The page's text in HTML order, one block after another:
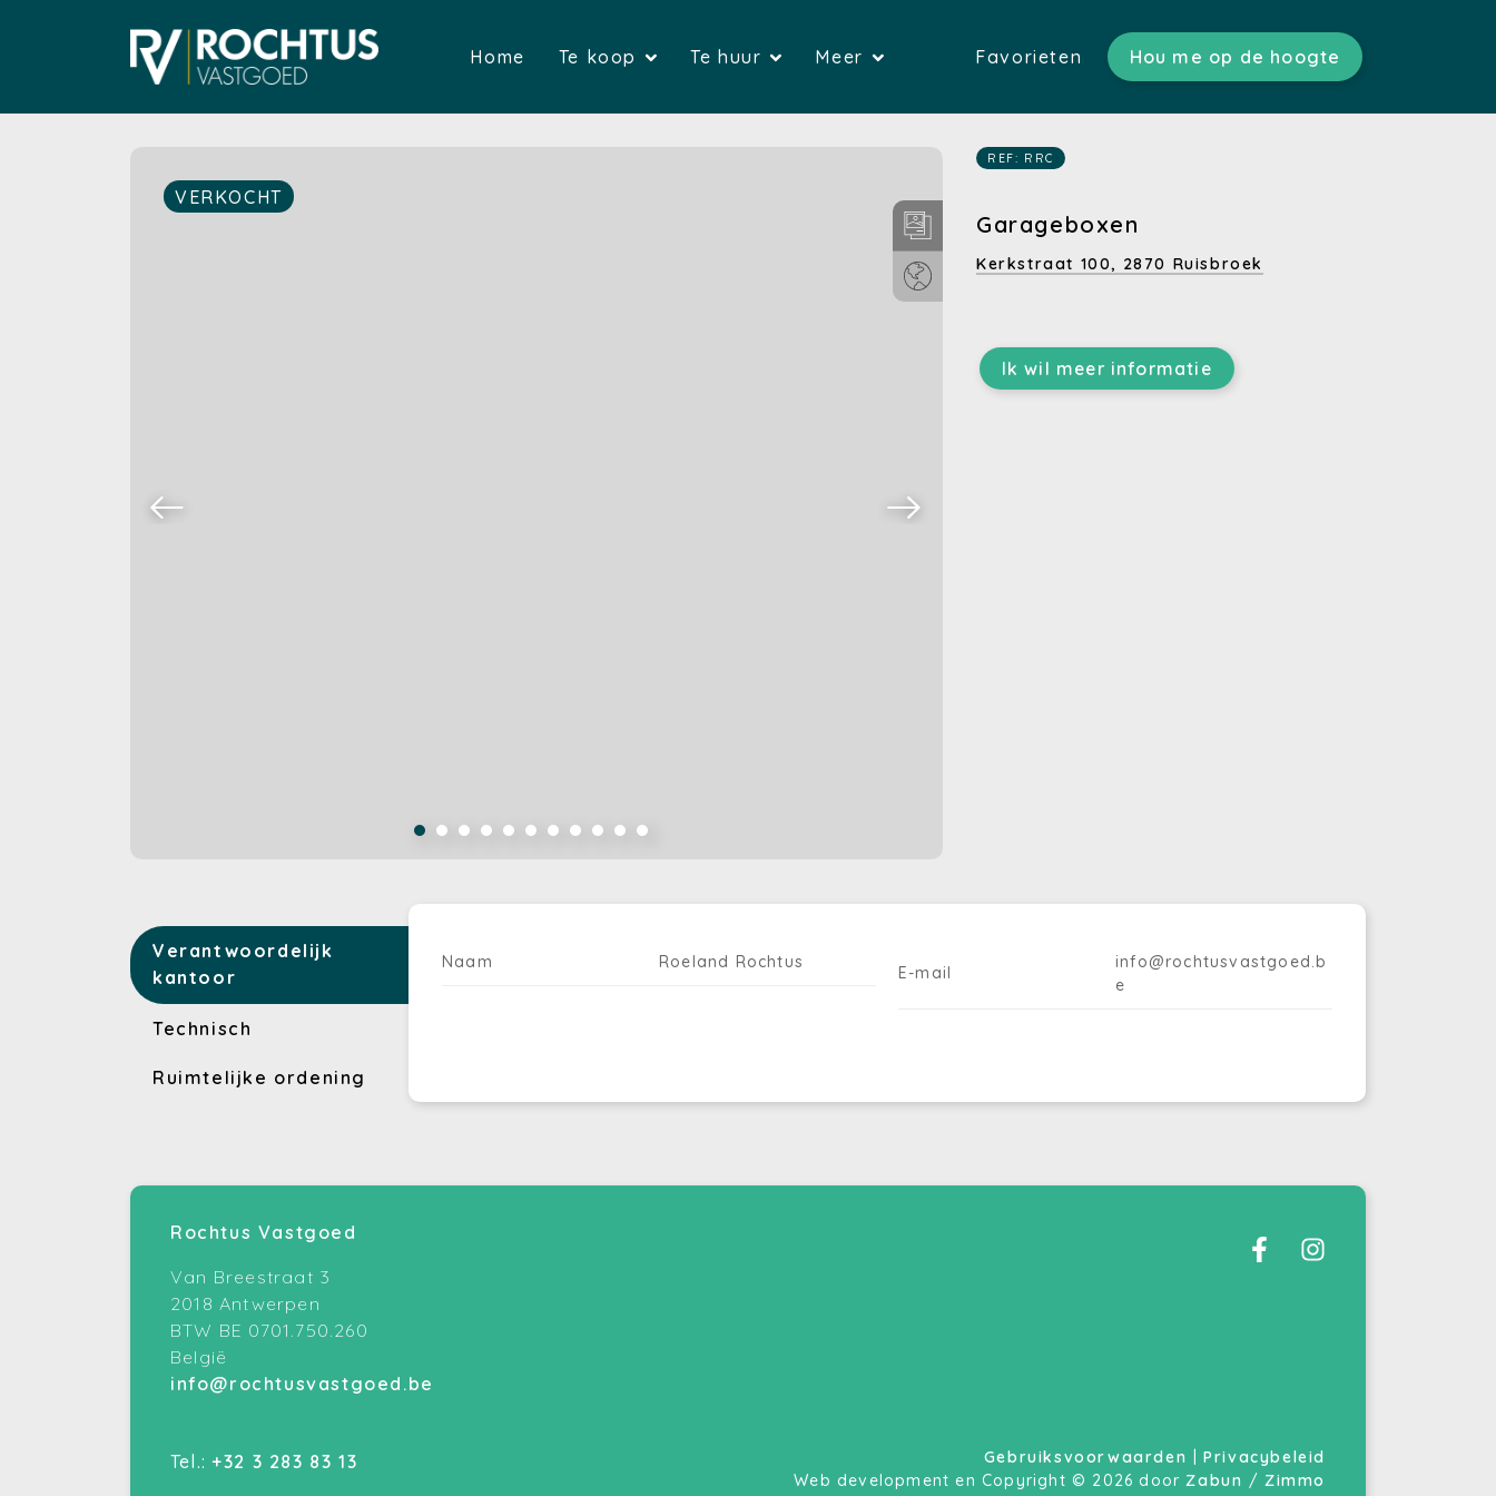
Home (Home)
Te koop (Te koop)
(Huizen)
(Bedrijfsvastgoed)
Te huur (Te huur)
(Huizen)
(Appartementen)
(Bedrijfsvastgoed)
Meer
(Gratis schatting)
(Over ons)
(Verkopen)
(Verhuren)
Favorieten Hou me op de hoogte
VERKOCHT
REF: RRC
Garageboxen
Kerkstraat 100, 2870 Ruisbroek
Ik wil meer informatie
Verantwoordelijk
kantoor
Technisch
Ruimtelijke ordening
Naam Roeland Rochtus
E-mail
info@rochtusvastgoed.b
e
Rochtus Vastgoed
Van Breestraat 3
2018 Antwerpen
BTW BE 0701.750.260
België
info@rochtusvastgoed.be
Tel.: +32 3 283 83 13 Gebruiksvoorwaarden |Privacybeleid
Web development en Copyright © 2026 doorZabun / Zimmo